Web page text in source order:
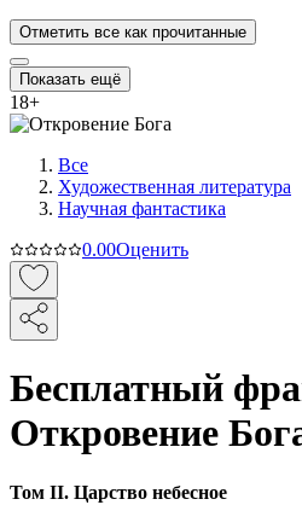
Отметить все как прочитанные
Показать ещё
18+
Все
Художественная литература
Научная фантастика
0.00Оценить
Бесплатный
Откровение
Том II. Царство небесное